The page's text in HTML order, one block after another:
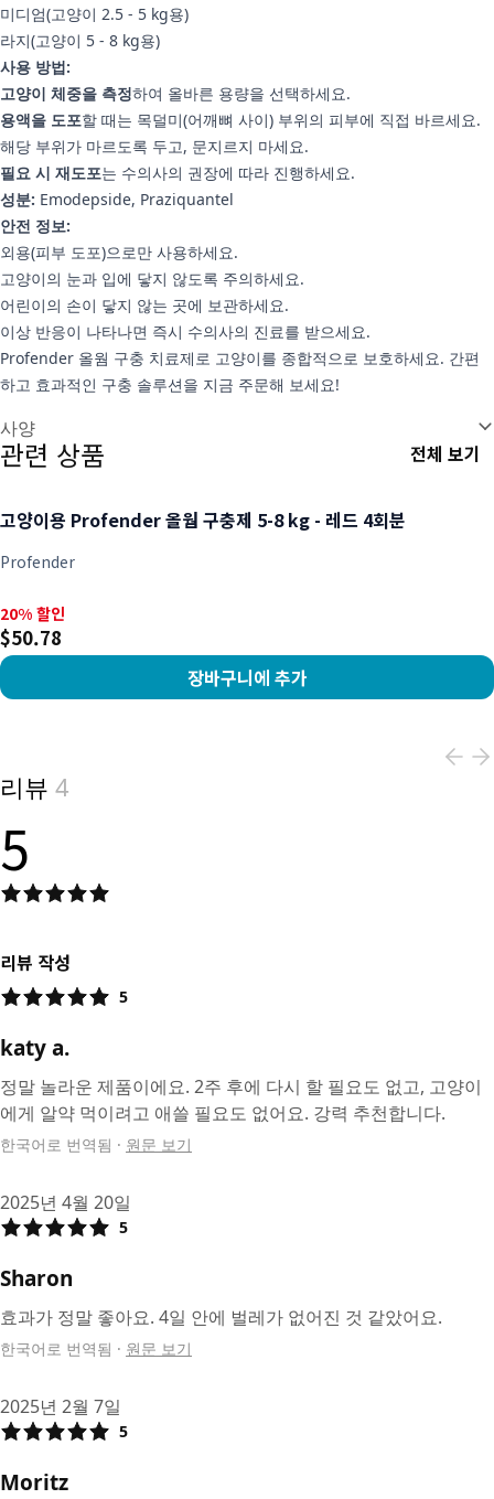
미디엄(고양이 2.5 - 5 kg용)
라지(고양이 5 - 8 kg용)
사용 방법:
고양이 체중을 측정하여 올바른 용량을 선택하세요.
용액을 도포할 때는 목덜미(어깨뼈 사이) 부위의 피부에 직접 바르세요.
해당 부위가 마르도록 두고, 문지르지 마세요.
필요 시 재도포는 수의사의 권장에 따라 진행하세요.
성분: Emodepside, Praziquantel
안전 정보:
외용(피부 도포)으로만 사용하세요.
고양이의 눈과 입에 닿지 않도록 주의하세요.
어린이의 손이 닿지 않는 곳에 보관하세요.
이상 반응이 나타나면 즉시 수의사의 진료를 받으세요.
Profender 올웜 구충 치료제로 고양이를 종합적으로 보호하세요. 간편
하고 효과적인 구충 솔루션을 지금 주문해 보세요!
사양
관련 상품 전체 보기
고양이용 Profender 올웜 구충제 5-8 kg - 레드 4회분
Profender
20% 할인, $50.78
20% 할인
$50.78
장바구니에 추가
리뷰 4
5
리뷰 작성
5
katy a.
정말 놀라운 제품이에요. 2주 후에 다시 할 필요도 없고, 고양이
에게 알약 먹이려고 애쓸 필요도 없어요. 강력 추천합니다.
한국어로 번역됨 · 원문 보기
2025년 4월 20일
5
Sharon
효과가 정말 좋아요. 4일 안에 벌레가 없어진 것 같았어요.
한국어로 번역됨 · 원문 보기
2025년 2월 7일
5
Moritz